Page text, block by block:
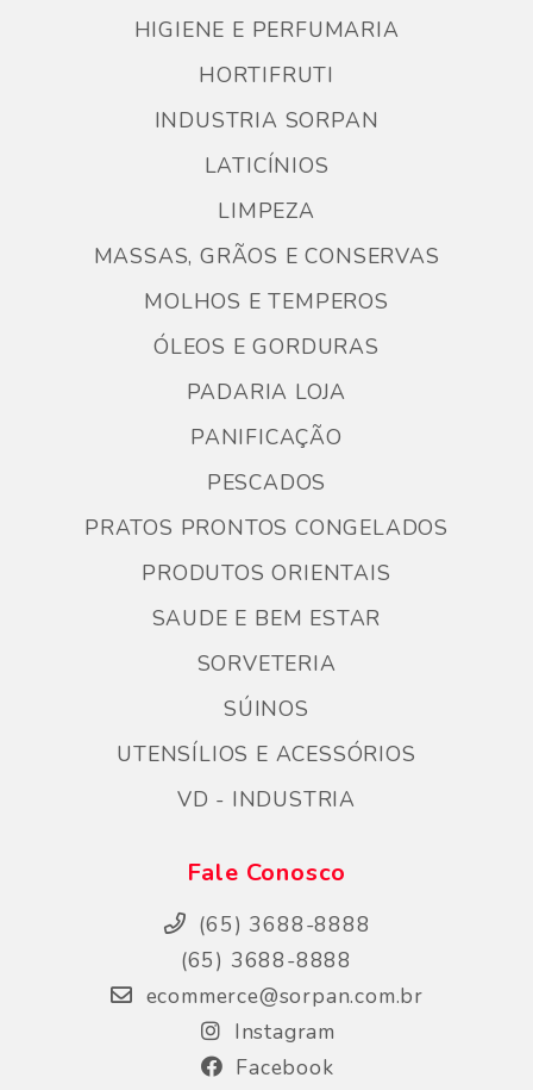
HIGIENE E PERFUMARIA
HORTIFRUTI
INDUSTRIA SORPAN
LATICÍNIOS
LIMPEZA
MASSAS, GRÃOS E CONSERVAS
MOLHOS E TEMPEROS
ÓLEOS E GORDURAS
PADARIA LOJA
PANIFICAÇÃO
PESCADOS
PRATOS PRONTOS CONGELADOS
PRODUTOS ORIENTAIS
SAUDE E BEM ESTAR
SORVETERIA
SÚINOS
UTENSÍLIOS E ACESSÓRIOS
VD - INDUSTRIA
Fale Conosco
(65) 3688-8888
(65) 3688-8888
ecommerce@sorpan.com.br
Instagram
Facebook